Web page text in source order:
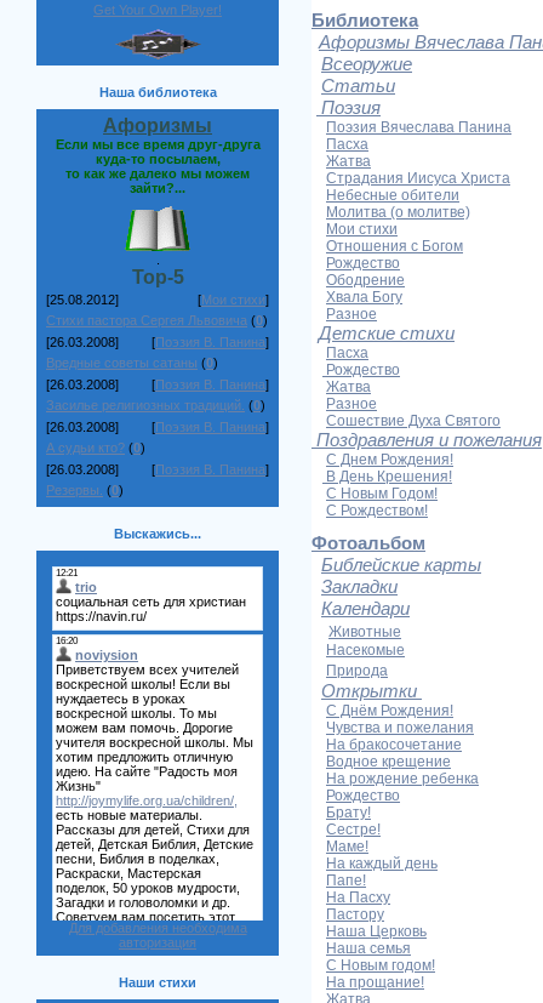
Get Your Own Player!
Наша библиотека
Афоризмы
Если мы все время друг-друга
куда-то посылаем,
то как же далеко мы можем
зайти?...
Top-5
[25.08.2012] [Мои стихи]
Стихи пастора Сергея Львовича (0)
[26.03.2008]
[Поэзия В. Панина]
Вредные советы сатаны (0)
[26.03.2008]
[Поэзия В. Панина]
Засилье религиозных традиций. (0)
[26.03.2008]
[Поэзия В. Панина]
А судьи кто? (0)
[26.03.2008]
[Поэзия В. Панина]
Резервы. (0)
Выскажись...
Для добавления необходима
авторизация
Наши стихи
Библиотека
Афоризмы Вячеслава
Всеоружие
Статьи
Поэзия
Поэзия Вячеслава Панина
Пасха
Жатва
Страдания Иисуса Христа
Небесные обители
Молитва (о молитве)
Мои стихи
Отношения с Богом
Рождество
Ободрение
Хвала Богу
Разное
Детские стихи
Пасха
Рождество
Жатва
Разное
Сошествие Духа Святого
Поздравления и пожелания
С Днем Рождения!
В День Крешения!
С Новым Годом!
С Рождеством!
Фотоальбом
Библейские карты
Закладки
Календари
Животные
Насекомые
Природа
Открытки
С Днём Рождения!
Чувства и пожелания
На бракосочетание
Водное крещение
На рождение ребенка
Рождество
Брату!
Сестре!
Маме!
На каждый день
Папе!
На Пасху
Пастору
Наша Церковь
Наша семья
С Новым годом!
На прощание!
Жатва